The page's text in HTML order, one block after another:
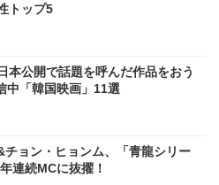
トップ5
本公開で話題を呼んだ作品をおう
中「韓国映画」11選
チョン・ヒョンム、「青龍シリー
連続MCに抜擢！